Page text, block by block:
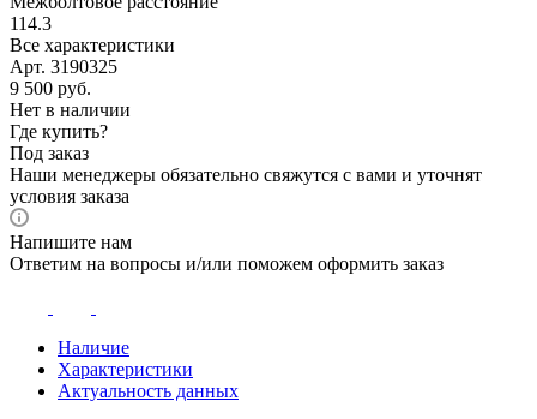
114.3
Все характеристики
Арт. 3190325
9 500 руб.
Нет в наличии
Где купить?
Под заказ
Наши менеджеры обязательно свяжутся с вами и уточнят
условия заказа
Напишите нам
Ответим на вопросы и/или поможем оформить заказ
Наличие
Характеристики
Актуальность данных